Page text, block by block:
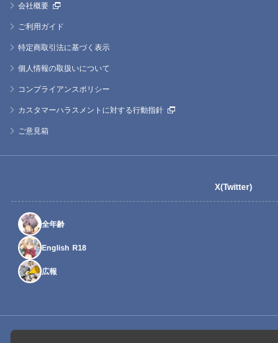
会社概要
ご利用ガイド
特定商取引法に基づく表示
個人情報の取扱いについて
コンプライアンスポリシー
カスタマーハラスメントに対する行動指針
ご意見箱
X(Twitter)
全年齢
English R18
広報